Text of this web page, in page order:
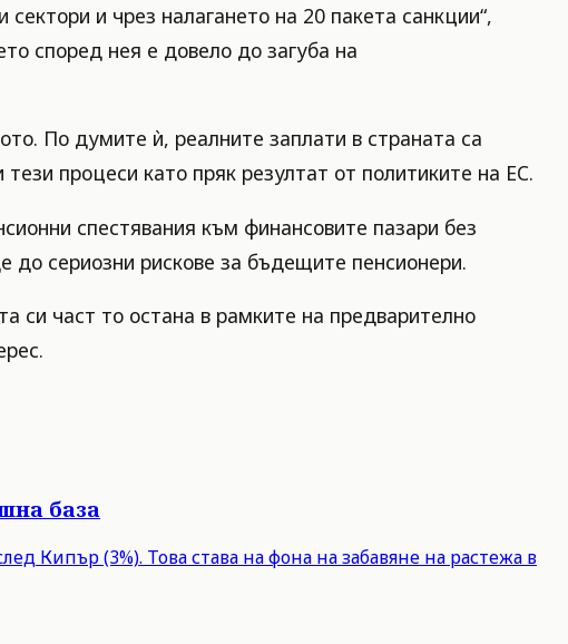
и чрез налагането на 20 пакета санкции“,
според нея е довело до загуба на
По думите ѝ, реалните заплати в страната са
процеси като пряк резултат от политиките на ЕС.
спестявания към финансовите пазари без
до сериозни рискове за бъдещите пенсионери.
си част то остана в рамките на предварително
база
Кипър (3%). Това става на фона на забавяне на растежа в